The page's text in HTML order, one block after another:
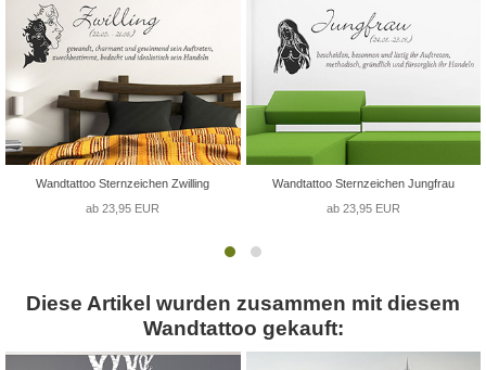
Wandtattoo Sternzeichen Zwilling
ab 23,95 EUR
Wandtattoo Sternzeichen Jungfrau
ab 23,95 EUR
Diese Artikel wurden zusammen mit diesem
Wandtattoo gekauft: